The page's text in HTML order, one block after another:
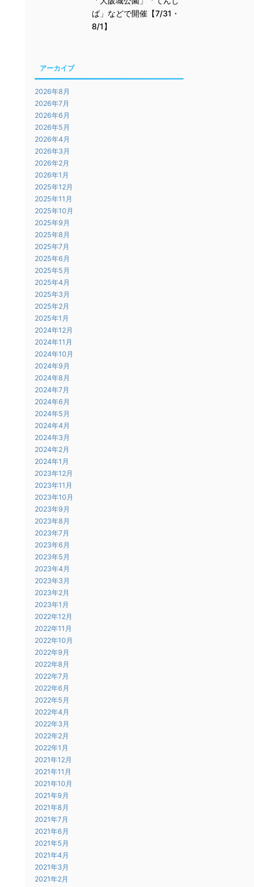
ば」などで開催【7/31・
8/1】
アーカイブ
2026年8月
2026年7月
2026年6月
2026年5月
2026年4月
2026年3月
2026年2月
2026年1月
2025年12月
2025年11月
2025年10月
2025年9月
2025年8月
2025年7月
2025年6月
2025年5月
2025年4月
2025年3月
2025年2月
2025年1月
2024年12月
2024年11月
2024年10月
2024年9月
2024年8月
2024年7月
2024年6月
2024年5月
2024年4月
2024年3月
2024年2月
2024年1月
2023年12月
2023年11月
2023年10月
2023年9月
2023年8月
2023年7月
2023年6月
2023年5月
2023年4月
2023年3月
2023年2月
2023年1月
2022年12月
2022年11月
2022年10月
2022年9月
2022年8月
2022年7月
2022年6月
2022年5月
2022年4月
2022年3月
2022年2月
2022年1月
2021年12月
2021年11月
2021年10月
2021年9月
2021年8月
2021年7月
2021年6月
2021年5月
2021年4月
2021年3月
2021年2月